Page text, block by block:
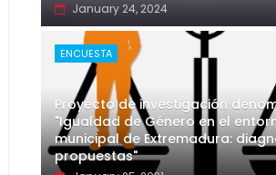
January 24, 2024
ENCUESTA
Proyecto de investigación
"Igualdad de Género en el
municipal de Extremadura:
propuestas"